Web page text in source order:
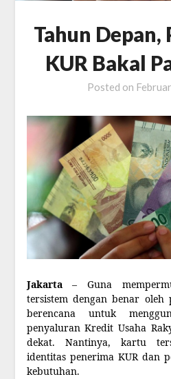
Tahun Depan,
KUR Bakal
Posted on
Jakarta– Guna
tersistem dengan benar oleh
berencana untuk
penyaluran Kredit Usaha
dekat. Nantinya, kartu
identitas penerima KUR dan
kebutuhan.